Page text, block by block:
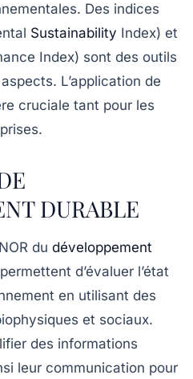
. Des indices
Sustainability Index) et
Index) sont des outils
L’application de
cruciale tant pour les
.
DURABLE
du développement
permettent d’évaluer l’état
en utilisant des
et sociaux.
des informations
leur communication pour